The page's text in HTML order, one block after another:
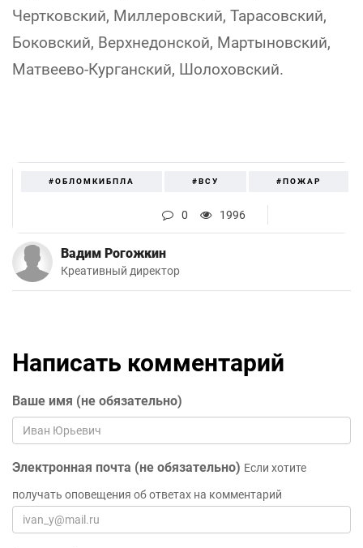
Чертковский, Миллеровский, Тарасовский,
Боковский, Верхнедонской, Мартыновский,
Матвеево-Курганский, Шолоховский.
#ОБЛОМКИБПЛА #ВСУ #ПОЖАР
0 1996
Вадим Рогожкин
Креативный директор
Написать комментарий
Ваше имя (не обязательно)
Электронная почта (не обязательно) Если хотите
получать оповещения об ответах на комментарий